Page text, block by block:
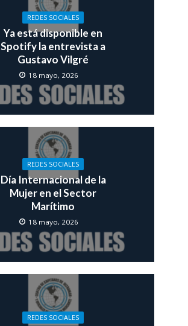
REDES SOCIALES
Ya está disponible en
Spotify la entrevista a
Gustavo Vilgré
18 mayo, 2026
REDES SOCIALES
Día Internacional de la
Mujer en el Sector
Marítimo
18 mayo, 2026
REDES SOCIALES